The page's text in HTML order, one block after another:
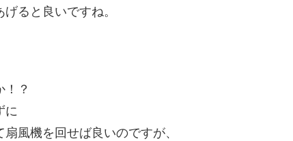
ると良いですね。
？
に
風機を回せば良いのですが、